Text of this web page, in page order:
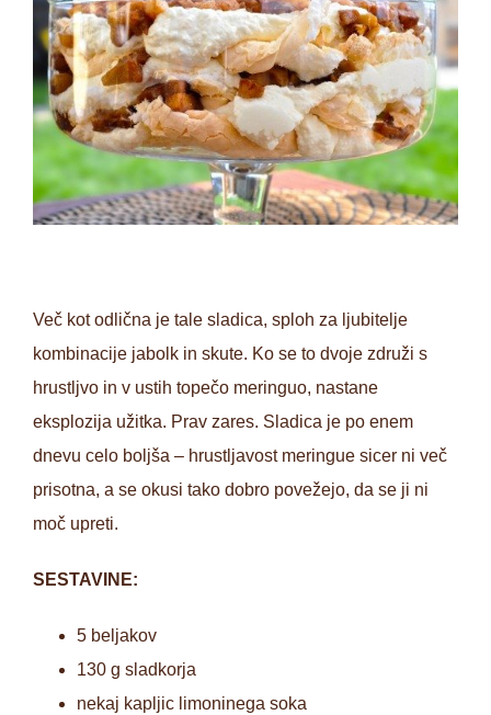
Več kot odlična je tale sladica, sploh za ljubitelje
kombinacije jabolk in skute. Ko se to dvoje združi s
hrustljvo in v ustih topečo meringuo, nastane
eksplozija užitka. Prav zares. Sladica je po enem
dnevu celo boljša – hrustljavost meringue sicer ni več
prisotna, a se okusi tako dobro povežejo, da se ji ni
moč upreti.
SESTAVINE:
5 beljakov
130 g sladkorja
nekaj kapljic limoninega soka